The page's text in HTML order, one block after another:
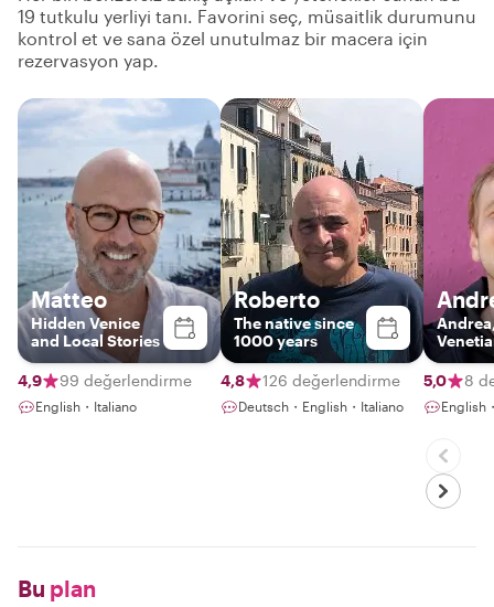
19 tutkulu yerliyi tanı. Favorini seç, müsaitlik durumunu
kontrol et ve sana özel unutulmaz bir macera için
rezervasyon yap.
Matteo
Hidden Venice
and Local Stories
4,9 99 değerlendirme
English・Italiano
Roberto
The native since
1000 years
4,8 126 değerlendirme
Deutsch・English・Italiano
5,0 8
English
Bu plan